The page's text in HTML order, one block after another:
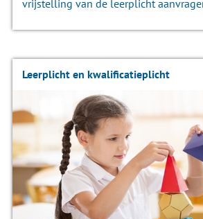
vrijstelling van de leerplicht
Leerplicht en kwalificatieplicht